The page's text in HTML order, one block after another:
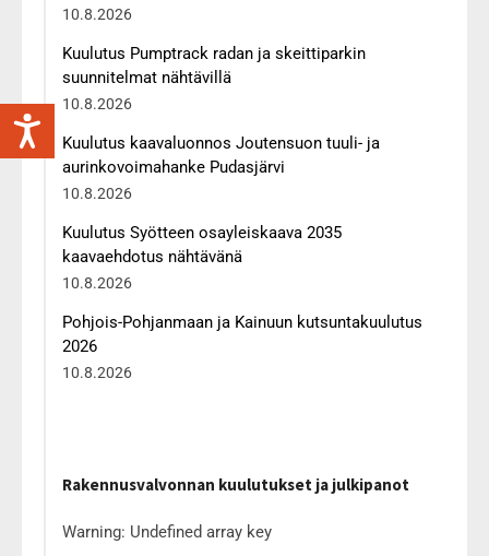
10.8.2026
Kuulutus Pumptrack radan ja skeittiparkin
suunnitelmat nähtävillä
10.8.2026
Kuulutus kaavaluonnos Joutensuon tuuli- ja
aurinkovoimahanke Pudasjärvi
10.8.2026
Kuulutus Syötteen osayleiskaava 2035
kaavaehdotus nähtävänä
10.8.2026
Pohjois-Pohjanmaan ja Kainuun kutsuntakuulutus
2026
10.8.2026
Rakennusvalvonnan kuulutukset ja julkipanot
Warning: Undefined array key